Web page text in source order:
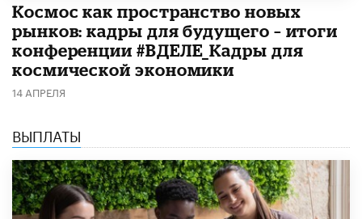
Космос как пространство новых
рынков: кадры для будущего – итоги
конференции #ВДЕЛЕ_Кадры для
космической экономики
14 АПРЕЛЯ
ВЫПЛАТЫ